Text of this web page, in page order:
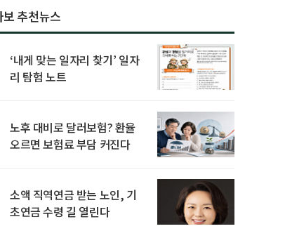
보 추천뉴스
‘내게 맞는 일자리 찾기’ 일자
리 탐험 노트
노후 대비로 달러보험? 환율
오르면 보험료 부담 커진다
소액 직역연금 받는 노인, 기
초연금 수령 길 열린다